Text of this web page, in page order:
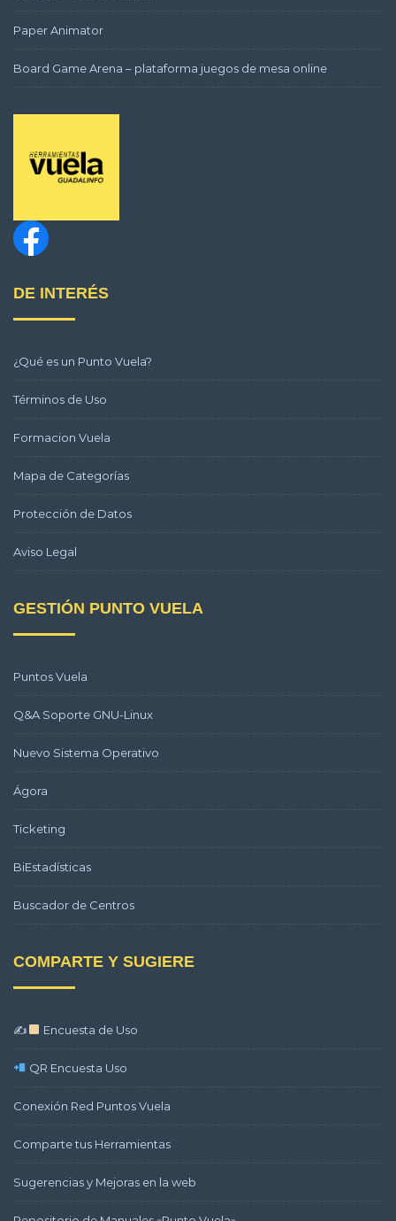
Paper Animator
Board Game Arena – plataforma juegos de mesa online
DE INTERÉS
¿Qué es un Punto Vuela?
Términos de Uso
Formacion Vuela
Mapa de Categorías
Protección de Datos
Aviso Legal
GESTIÓN PUNTO VUELA
Puntos Vuela
Q&A Soporte GNU-Linux
Nuevo Sistema Operativo
Ágora
Ticketing
BiEstadísticas
Buscador de Centros
COMPARTE Y SUGIERE
✍ Encuesta de Uso
QR Encuesta Uso
Conexión Red Puntos Vuela
Comparte tus Herramientas
Sugerencias y Mejoras en la web